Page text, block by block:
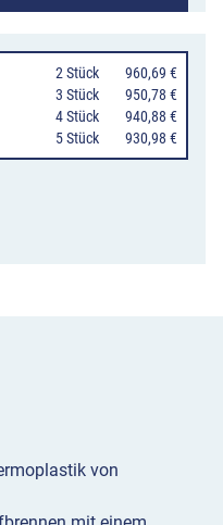
Menge
2 Stück
960,69 €
3 Stück
950,78 €
4 Stück
940,88 €
5 Stück 930,98 €
von